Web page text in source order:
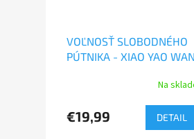
VOĽNOSŤ SLOBODNÉHO
PÚTNIKA - XIAO YAO WAN
Na
€19,99 DETAIL